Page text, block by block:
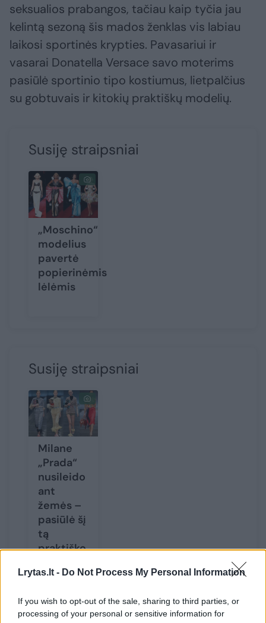
Lrytas.lt - Do Not Process My Personal Information
If you wish to opt-out of the sale, sharing to third parties, or
processing of your personal or sensitive information for
seksualios prabangos, tačiau kaip tyčia jau
kelintą sezoną šis mados ženklas vis labiau
laikosi sportinės krypties. Pavasariui ir
vasarai Donatella Versace savo moterims
pasiūlė sportinio tipo kostiumus, lietpalčius
su gobtuvais ir kitokių praktiškų modelių.
Susiję straipsniai
„Moschino“
modelius
pavertė
popierinėmis
lėlėmis
Susiję straipsniai
Milane
„Prada“
nusileido
ant
žemės –
pasiūlė šį
tą
praktiško